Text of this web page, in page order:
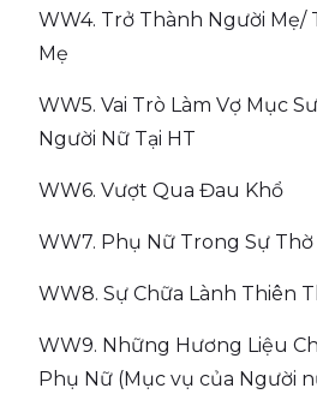
WW4. Trở Thành Người Mẹ/
Mẹ
WW5. Vai Trò Làm Vợ Mục
Người Nữ Tại HT
WW6. Vượt Qua Đau Khổ
WW7. Phụ Nữ Trong Sự
WW8. Sự Chữa Lành Thiên
WW9. Những Hương Liệu
Phụ Nữ (Mục vụ của Người